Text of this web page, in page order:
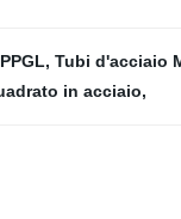
PPGL, Tubi d'acciaio
in acciaio,